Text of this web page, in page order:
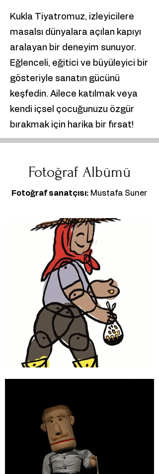
Kukla Tiyatromuz, izleyicilere
masalsı dünyalara açılan kapıyı
aralayan bir deneyim sunuyor.
Eğlenceli, eğitici ve büyüleyici bir
gösteriyle sanatın gücünü
keşfedin. Ailece katılmak veya
kendi içsel çocuğunuzu özgür
bırakmak için harika bir fırsat!
Fotoğraf Albümü
Fotoğraf sanatçısı:Mustafa Suner